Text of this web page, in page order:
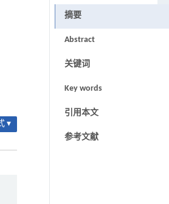
▾
摘要
Abstract
关键词
Key words
引用本文
参考文献